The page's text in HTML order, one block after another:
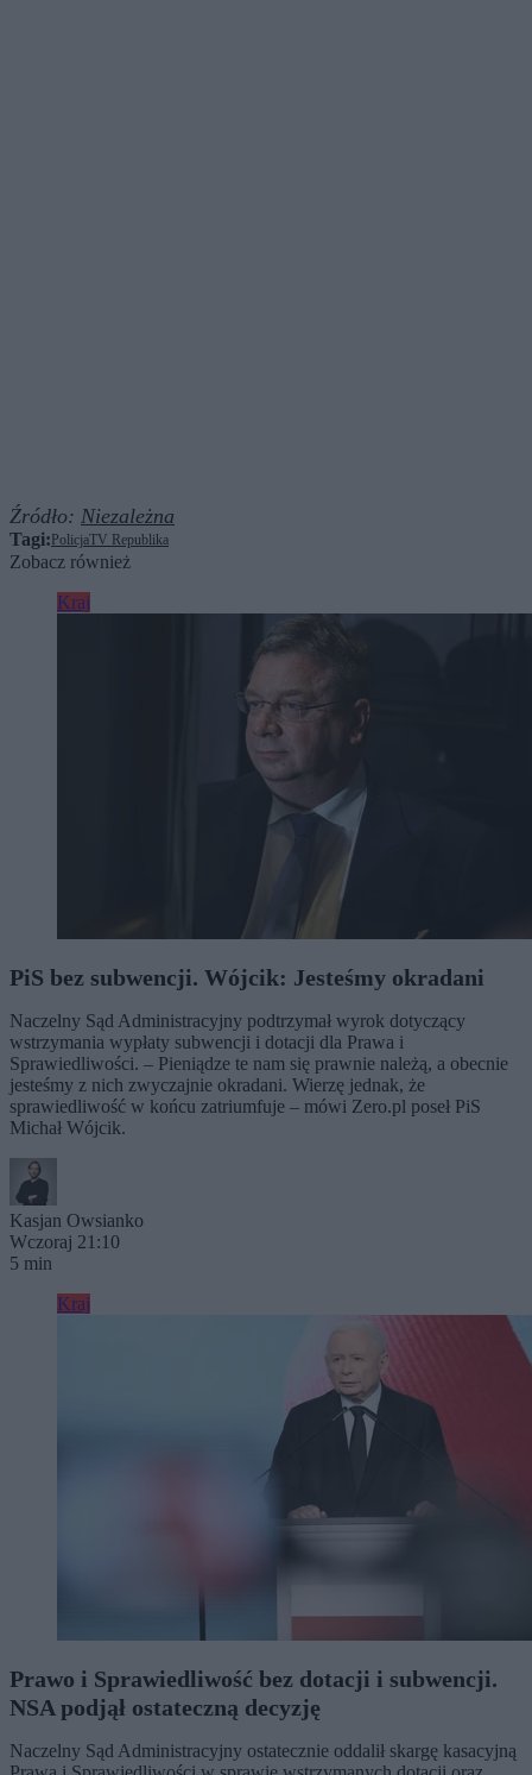
Źródło: Niezależna
Tagi: PolicjaTV Republika
Zobacz również
Kraj
PiS bez subwencji. Wójcik: Jesteśmy okradani
Naczelny Sąd Administracyjny podtrzymał wyrok dotyczący
wstrzymania wypłaty subwencji i dotacji dla Prawa i
Sprawiedliwości. – Pieniądze te nam się prawnie należą, a obecnie
jesteśmy z nich zwyczajnie okradani. Wierzę jednak, że
sprawiedliwość w końcu zatriumfuje – mówi Zero.pl poseł PiS
Michał Wójcik.
Kasjan Owsianko
Wczoraj 21:10
5 min
Kraj
Prawo i Sprawiedliwość bez dotacji i subwencji.
NSA podjął ostateczną decyzję
Naczelny Sąd Administracyjny ostatecznie oddalił skargę kasacyjną